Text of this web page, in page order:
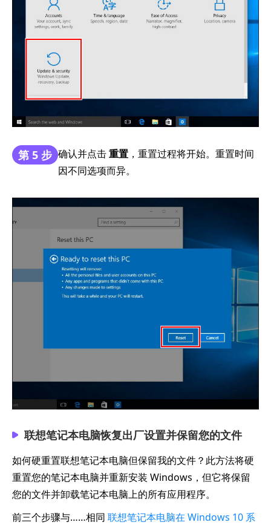
第 5 步 确认并点击重置 ，重置过程将开始。重置时间
因不同选项而异。
联想笔记本电脑恢复出厂设置并保留您的文件
如何硬重置联想笔记本电脑但保留我的文件？此方法将硬
重置您的笔记本电脑并重新安装 Windows，但它将保留
您的文件并卸载笔记本电脑上的所有应用程序。
前三个步骤与……相同 联想笔记本电脑在 Windows 10 系